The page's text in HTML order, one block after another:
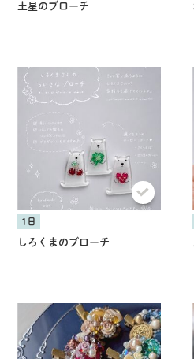
土星のブローチ
1日
しろくまのブローチ